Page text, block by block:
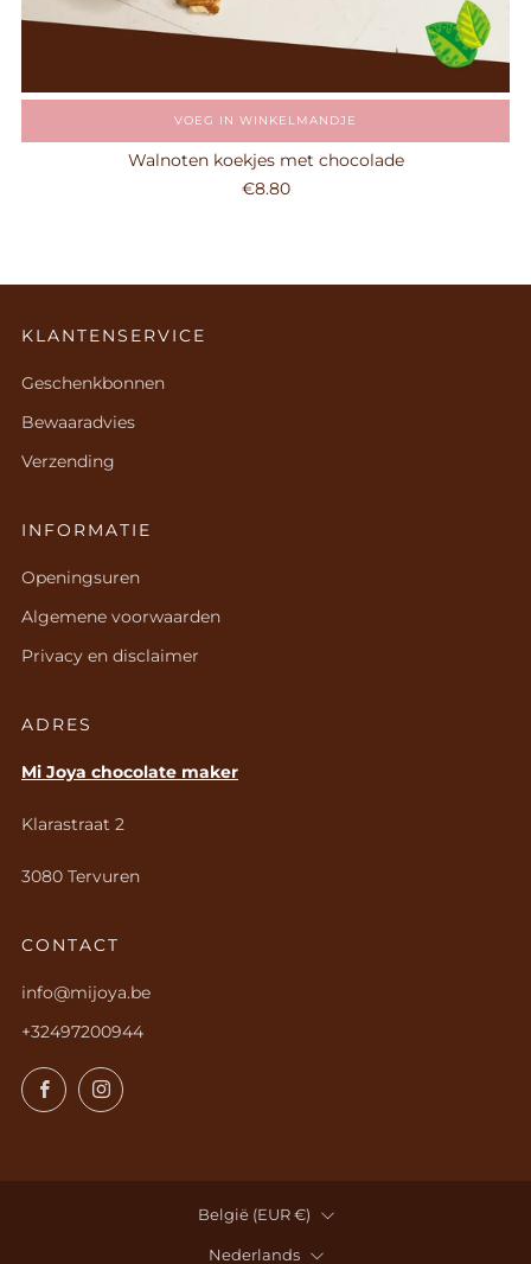
VOEG IN WINKELMANDJE
Walnoten koekjes met chocolade
€8.80
KLANTENSERVICE
Geschenkbonnen
Bewaaradvies
Verzending
INFORMATIE
Openingsuren
Algemene voorwaarden
Privacy en disclaimer
ADRES
Mi Joya chocolate maker
Klarastraat 2
3080 Tervuren
CONTACT
info@mijoya.be
+32497200944
FacebookInstagram
LAND
België (EUR €)
Nederlands